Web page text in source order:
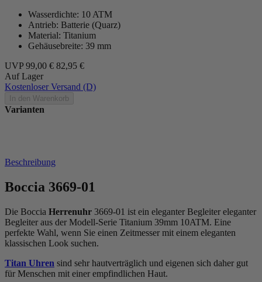
Wasserdichte: 10 ATM
Antrieb: Batterie (Quarz)
Material: Titanium
Gehäusebreite: 39 mm
UVP 99,00 € 82,95 €
Auf Lager
Kostenloser Versand (D)
In den Warenkorb
Varianten
Beschreibung
Boccia 3669-01
Die Boccia Herrenuhr 3669-01 ist ein eleganter Begleiter eleganter
Begleiter aus der Modell-Serie Titanium 39mm 10ATM. Eine
perfekte Wahl, wenn Sie einen Zeitmesser mit einem eleganten
klassischen Look suchen.
Titan Uhren sind sehr hautverträglich und eigenen sich daher gut
für Menschen mit einer empfindlichen Haut.